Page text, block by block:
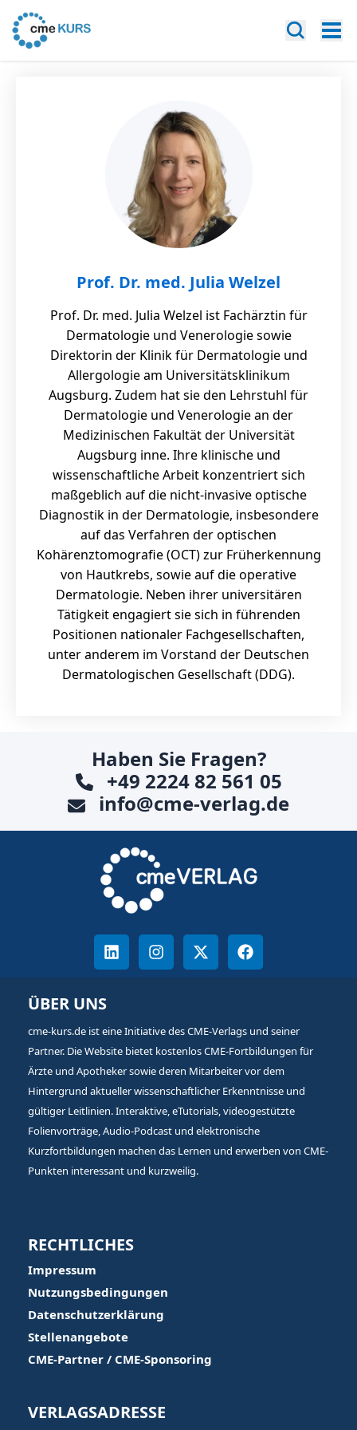
Prof. Dr. med. Julia Welzel
Prof. Dr. med. Julia Welzel ist Fachärztin für
Dermatologie und Venerologie sowie
Direktorin der Klinik für Dermatologie und
Allergologie am Universitätsklinikum
Augsburg. Zudem hat sie den Lehrstuhl für
Dermatologie und Venerologie an der
Medizinischen Fakultät der Universität
Augsburg inne. Ihre klinische und
wissenschaftliche Arbeit konzentriert sich
maßgeblich auf die nicht-invasive optische
Diagnostik in der Dermatologie, insbesondere
auf das Verfahren der optischen
Kohärenztomografie (OCT) zur Früherkennung
von Hautkrebs, sowie auf die operative
Dermatologie. Neben ihrer universitären
Tätigkeit engagiert sie sich in führenden
Positionen nationaler Fachgesellschaften,
unter anderem im Vorstand der Deutschen
Dermatologischen Gesellschaft (DDG).
Haben Sie Fragen?
+49 2224 82 561 05
info@cme-verlag.de
ÜBER UNS
cme-kurs.de ist eine Initiative des CME-Verlags und seiner
Partner. Die Website bietet kostenlos CME-Fortbildungen für
Ärzte und Apotheker sowie deren Mitarbeiter vor dem
Hintergrund aktueller wissenschaftlicher Erkenntnisse und
gültiger Leitlinien. Interaktive, eTutorials, videogestützte
Folienvorträge, Audio-Podcast und elektronische
Kurzfortbildungen machen das Lernen und erwerben von CME-
Punkten interessant und kurzweilig.
RECHTLICHES
Impressum
Nutzungsbedingungen
Datenschutzerklärung
Stellenangebote
CME-Partner / CME-Sponsoring
VERLAGSADRESSE